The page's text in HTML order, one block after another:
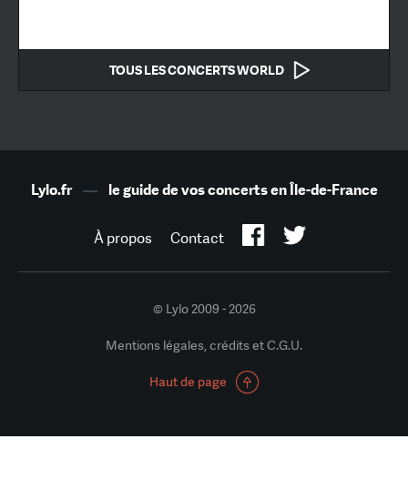
TOUS LES CONCERTS WORLD
Lylo.fr— le guide de vos concerts en Île-de-France
À propos Contact
© Lylo 2009 - 2026
Mentions légales, crédits et C.G.U.
Haut de page